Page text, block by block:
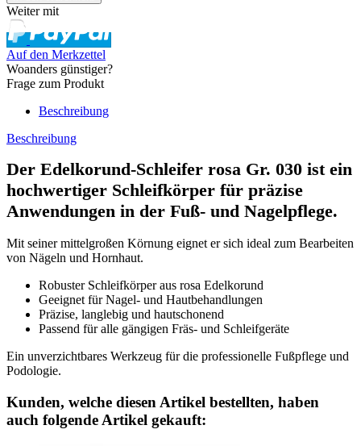
Weiter mit
Auf den Merkzettel
Woanders günstiger?
Frage zum Produkt
Beschreibung
Beschreibung
Der Edelkorund-Schleifer rosa Gr. 030 ist ein
hochwertiger Schleifkörper für präzise
Anwendungen in der Fuß- und Nagelpflege.
Mit seiner mittelgroßen Körnung eignet er sich ideal zum Bearbeiten
von Nägeln und Hornhaut.
Robuster Schleifkörper aus rosa Edelkorund
Geeignet für Nagel- und Hautbehandlungen
Präzise, langlebig und hautschonend
Passend für alle gängigen Fräs- und Schleifgeräte
Ein unverzichtbares Werkzeug für die professionelle Fußpflege und
Podologie.
Kunden, welche diesen Artikel bestellten, haben
auch folgende Artikel gekauft: